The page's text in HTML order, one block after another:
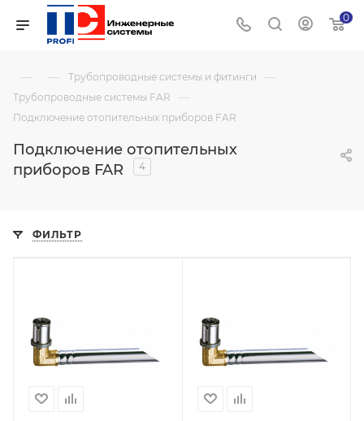
0
— — Трубопроводные системы и фитинги —
Трубопроводные системы FAR —
Подключение отопительных приборов FAR
Подключение отопительных
приборов FAR
4
ФИЛЬТР